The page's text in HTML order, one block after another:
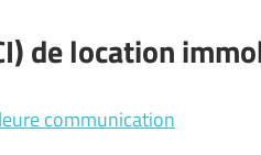
de location
communication